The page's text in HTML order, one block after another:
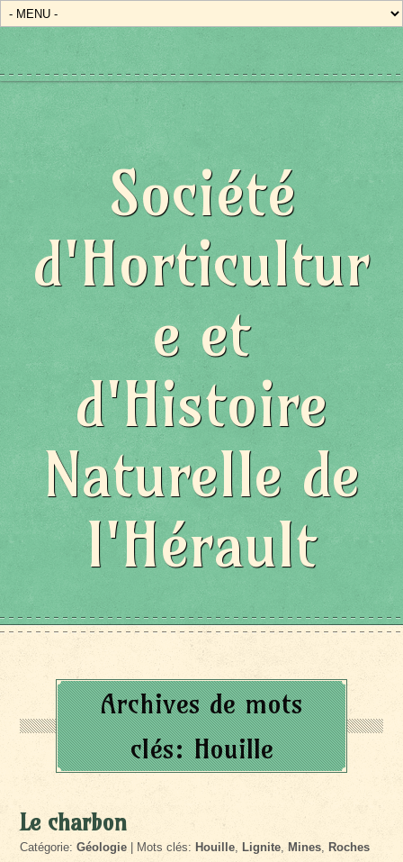
Société
d'Horticultur
e et
d'Histoire
Naturelle de
l'Hérault
Archives de mots
clés:Houille
Le charbon
Catégorie:Géologie | Mots clés: Houille, Lignite, Mines, Roches